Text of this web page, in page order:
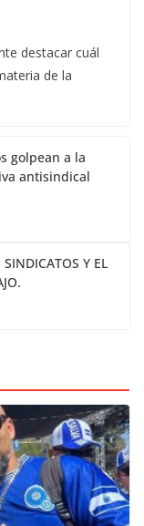
destacar cuál
de la
golpean a la
antisindical
Y EL